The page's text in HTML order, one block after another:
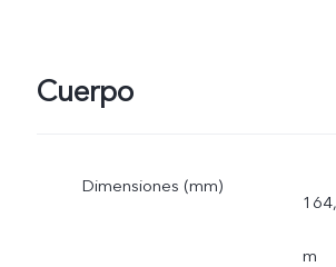
Cuerpo
Dimensiones (mm)
m